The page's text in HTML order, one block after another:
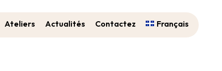
Ateliers Actualités Contactez Français